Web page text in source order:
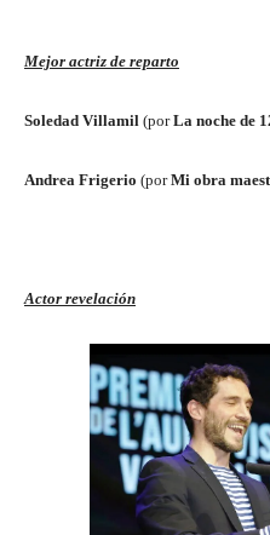
Mejor actriz de reparto
Soledad Villamil (porLa noche de
Andrea Frigerio (porMi obra
Actor revelación